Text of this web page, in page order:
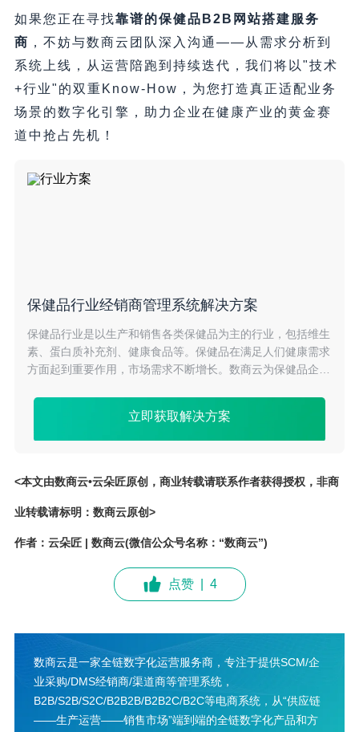
如果您正在寻找靠谱的保健品B2B网站搭建服务
商 ，不妨与数商云团队深入沟通——从需求分析到
系统上线，从运营陪跑到持续迭代，我们将以"技术
+行业"的双重Know-How，为您打造真正适配业务
场景的数字化引擎，助力企业在健康产业的黄金赛
道中抢占先机！
保健品行业经销商管理系统解决方案
保健品行业是以生产和销售各类保健品为主的行业，包括维生
素、蛋白质补充剂、健康食品等。保健品在满足人们健康需求
方面起到重要作用，市场需求不断增长。数商云为保健品企业
提升销售效率和品牌认知度。
立即获取解决方案
<本文由数商云•云朵匠原创，商业转载请联系作者获得授权，非商
业转载请标明：数商云原创>
作者：云朵匠 | 数商云(微信公众号名称：“数商云”)
点赞 4
数商云是一家全链数字化运营服务商，专注于提供SCM/企
业采购/DMS经销商/渠道商等管理系统，
B2B/S2B/S2C/B2B2B/B2B2C/B2C等电商系统，从“供应链
——生产运营——销售市场”端到端的全链数字化产品和方